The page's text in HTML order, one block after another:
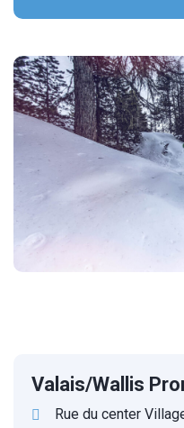
Valais/Wallis
Rue du center